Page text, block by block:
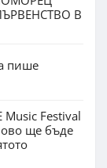
В
пише
Music Festival
ще бъде